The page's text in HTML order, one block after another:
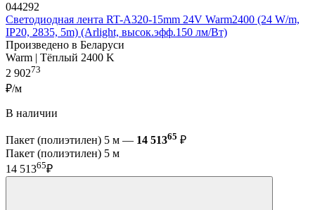
044292
Светодиодная лента RT-A320-15mm 24V Warm2400 (24 W/m,
IP20, 2835, 5m) (Arlight, высок.эфф.150 лм/Вт)
Произведено в Беларуси
Warm | Тёплый 2400 K
2 90273
₽/м
В наличии
Пакет (полиэтилен) 5 м — 14 51365 ₽
Пакет (полиэтилен) 5 м
14 51365₽